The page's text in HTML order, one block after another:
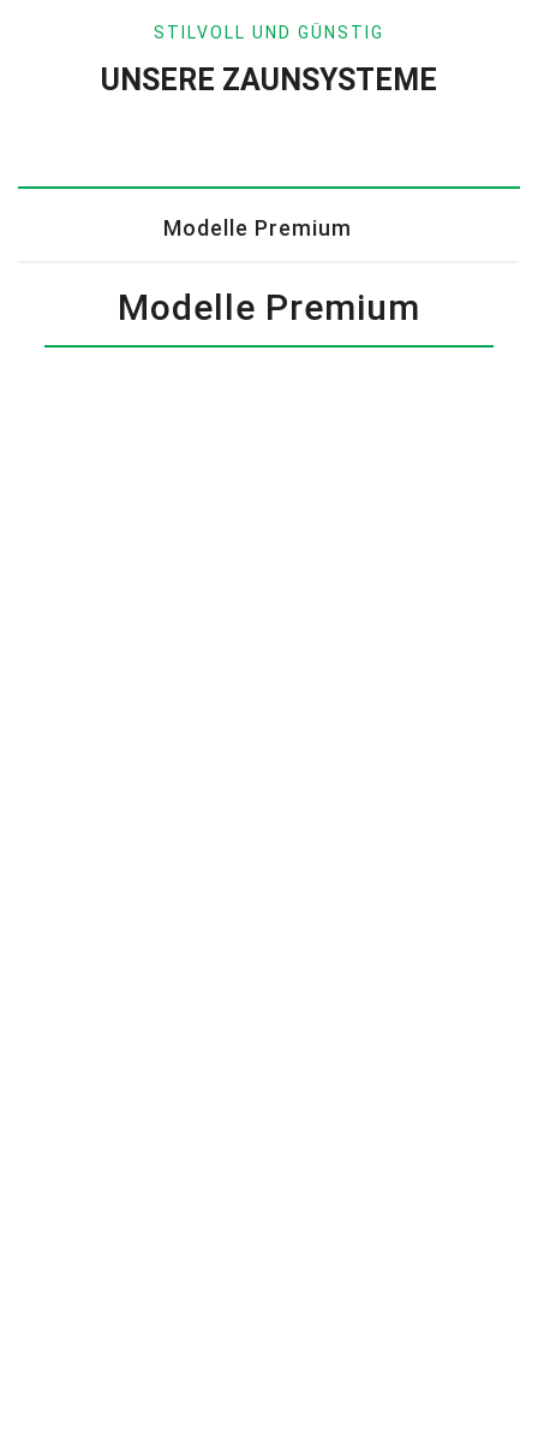
STILVOLL UND GÜNSTIG
UNSERE ZAUNSYSTEME
Modelle Premium
Modelle Premium